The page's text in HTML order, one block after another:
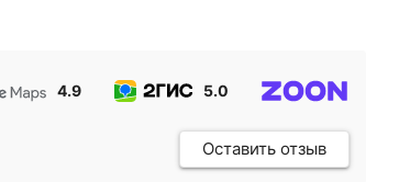
4.9 5.0
Оставить отзыв